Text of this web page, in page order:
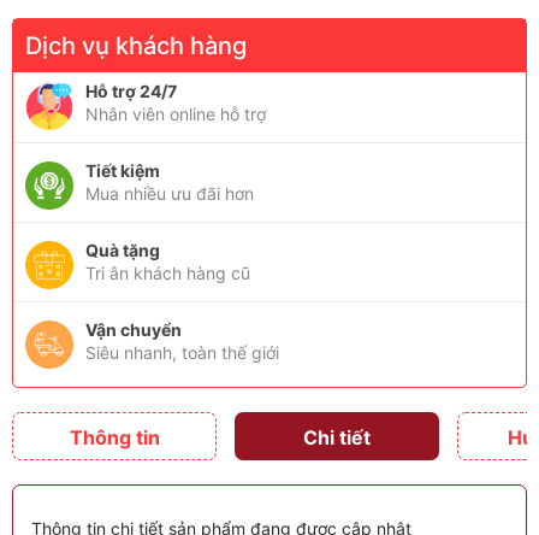
Dịch vụ khách hàng
Hỗ trợ 24/7
Nhân viên online hỗ trợ
Tiết kiệm
Mua nhiều ưu đãi hơn
Quà tặng
Tri ân khách hàng cũ
Vận chuyển
Siêu nhanh, toàn thế giới
Thông tin Chi tiết
Thông tin chi tiết sản phẩm đang được cập nhật